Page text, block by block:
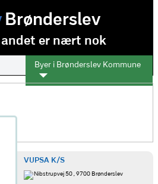
Brønderslev
er nært nok
Byer i Brønderslev Kommune
VUPSA K/S
Nibstrupvej 50 , 9700 Brønderslev